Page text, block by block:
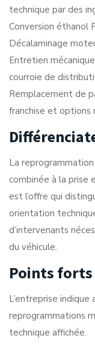
technique par des
Conversion éthanol
Décalaminage
Entretien
courroie de
Remplacement de
franchise et options
La
combinée à la prise
est l’offre qui
orientation
d’intervenants
du véhicule.
Points forts
L’entreprise
reprogrammations
technique affichée.